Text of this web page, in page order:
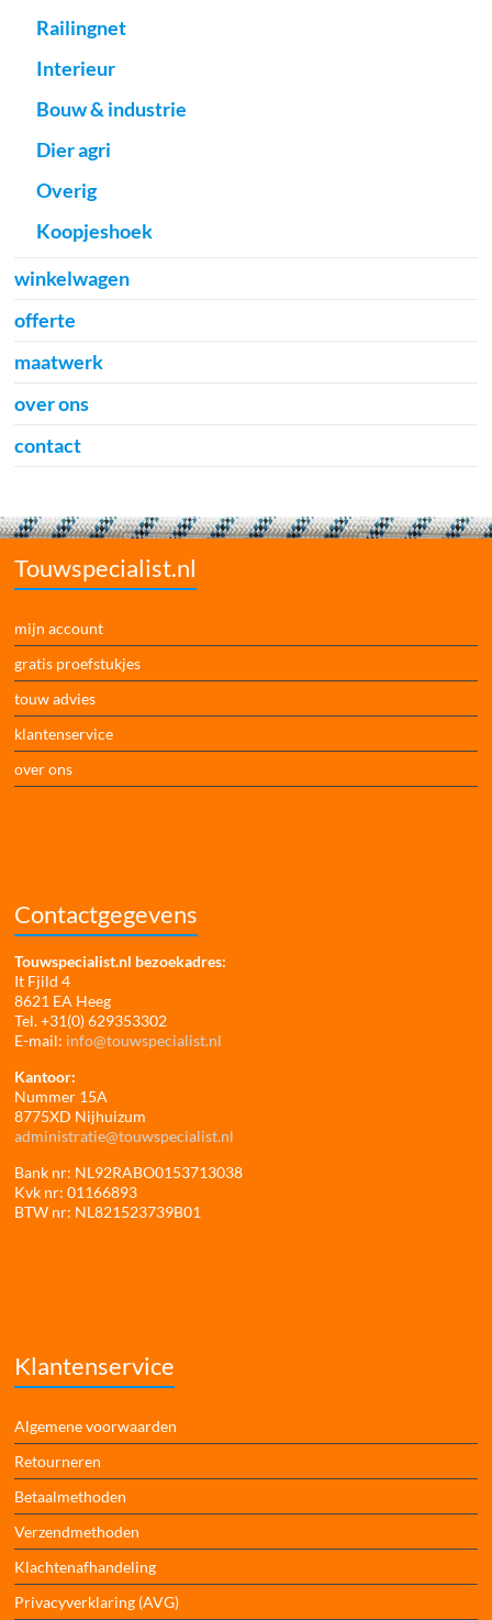
Railingnet
Interieur
Bouw & industrie
Dier agri
Overig
Koopjeshoek
winkelwagen
offerte
maatwerk
over ons
contact
Touwspecialist.nl
mijn account
gratis proefstukjes
touw advies
klantenservice
over ons
Contactgegevens
Touwspecialist.nl bezoekadres:
It Fjild 4
8621 EA Heeg
Tel. +31(0) 629353302
E-mail: info@touwspecialist.nl
Kantoor:
Nummer 15A
8775XD Nijhuizum
administratie@touwspecialist.nl
Bank nr: NL92RABO0153713038
Kvk nr: 01166893
BTW nr: NL821523739B01
Klantenservice
Algemene voorwaarden
Retourneren
Betaalmethoden
Verzendmethoden
Klachtenafhandeling
Privacyverklaring (AVG)